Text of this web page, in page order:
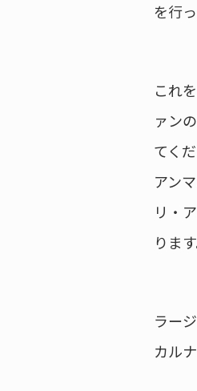
を行
これ
ァン
てく
アン
リ・
ります
ラー
カル